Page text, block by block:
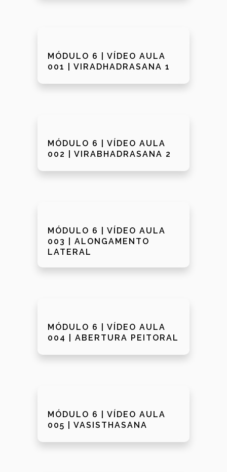
MÓDULO 6 | VÍDEO AULA
001 | VIRADHADRASANA 1
MÓDULO 6 | VÍDEO AULA
002 | VIRABHADRASANA 2
MÓDULO 6 | VÍDEO AULA
003 | ALONGAMENTO
LATERAL
MÓDULO 6 | VÍDEO AULA
004 | ABERTURA PEITORAL
MÓDULO 6 | VÍDEO AULA
005 | VASISTHASANA